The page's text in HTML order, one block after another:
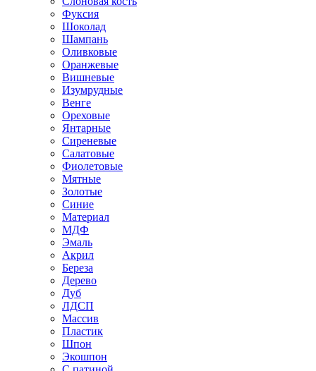
Фуксия
Шоколад
Шампань
Оливковые
Оранжевые
Вишневые
Изумрудные
Венге
Ореховые
Янтарные
Сиреневые
Салатовые
Фиолетовые
Мятные
Золотые
Синие
Материал
МДФ
Эмаль
Акрил
Береза
Дерево
Дуб
ЛДСП
Массив
Пластик
Шпон
Экошпон